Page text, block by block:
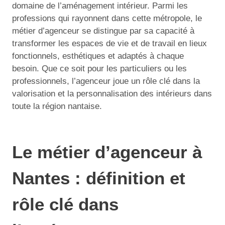
domaine de l’aménagement intérieur. Parmi les
professions qui rayonnent dans cette métropole, le
métier d’agenceur se distingue par sa capacité à
transformer les espaces de vie et de travail en lieux
fonctionnels, esthétiques et adaptés à chaque
besoin. Que ce soit pour les particuliers ou les
professionnels, l’agenceur joue un rôle clé dans la
valorisation et la personnalisation des intérieurs dans
toute la région nantaise.
Le métier d’agenceur à
Nantes : définition et
rôle clé dans